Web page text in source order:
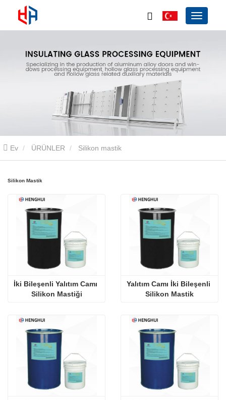
Ev ÜRÜNLER Silikon mastik
Silikon Mastik
İki Bileşenli Yalıtım Camı
Silikon Mastiği
Yalıtım Camı İki Bileşenli
Silikon Mastik